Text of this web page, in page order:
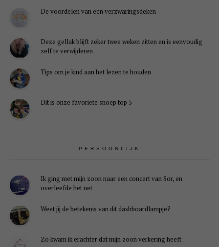
De voordelen van een verzwaringsdeken
Deze gellak blijft zeker twee weken zitten en is eenvoudig
zelf te verwijderen
Tips om je kind aan het lezen te houden
Dit is onze favoriete snoep top 5
PERSOONLIJK
Ik ging met mijn zoon naar een concert van Sor, en
overleefde het net
Weet jij de betekenis van dit dashboardlampje?
Zo kwam ik erachter dat mijn zoon verkering heeft